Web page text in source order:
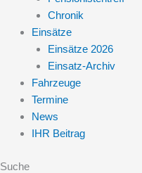
Chronik
Einsätze
Einsätze 2026
Einsatz-Archiv
Fahrzeuge
Termine
News
IHR Beitrag
Suche